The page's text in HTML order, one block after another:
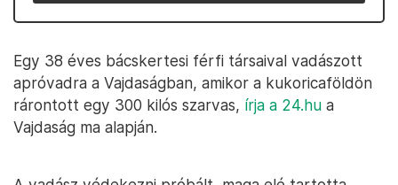
Egy 38 éves bácskertesi férfi társaival vadászott
apróvadra a Vajdaságban, amikor a kukoricaföldön
rárontott egy 300 kilós szarvas, írja a 24.hu a
Vajdaság ma alapján.